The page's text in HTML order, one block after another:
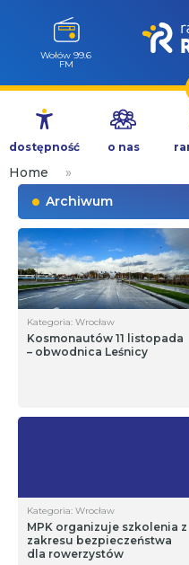
Przejdź
treści
Wołów 99.6
FM
dostępność o nas
Home
»
Archiwum
Kategoria: Wrocław
Kosmonautów 11 listopada
– obwodnica Leśnicy
Kategoria: Wrocław
MPK organizuje szkolenia z
zakresu bezpieczeństwa
dla rowerzystów